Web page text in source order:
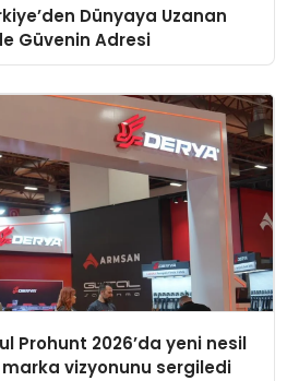
Dünyaya Uzanan
Güvenin Adresi
Prohunt 2026’da yeni nesil
vizyonunu sergiledi